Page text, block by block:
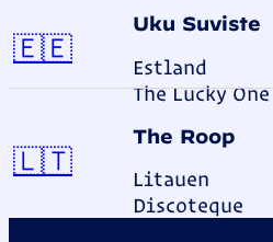
Uku Suviste
Estland
The Lucky One
🇪🇪Estland
The Roop
Litauen
Discoteque
🇱🇹Litauen